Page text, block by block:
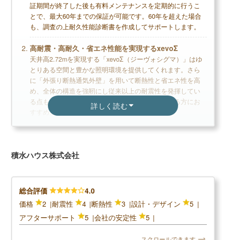
詳しく読む
証期間が終了した後も有料メンテナンスを定期的に行うこ
とで、最大60年までの保証が可能です。60年を超えた場合
も、調査の上耐久性能診断書を作成してサポートします。
高耐震・高耐久・省エネ性能を実現するxevoΣ
天井高2.72mを実現する「xevoΣ（ジーヴォシグマ）」はゆ
とりある空間と豊かな照明環境を提供してくれます。さら
に「外張り断熱通気外壁」を用いて断熱性と省エネ性を高
め、全体の構造を強靭にし従来以上の耐震性を発揮してい
る点も魅力。解放感があり心地の良い空間を求める方にお
すすめ。
最高等級の耐震性能！
震性能に対応しています。トリプルコンバインドシステム
大きな損害を与える縦揺れの被害にも対応可能です。実大
三次元震動破壊施設（E-ディフェンス）にて、震度7に相当
する175kineもの地震波に設定した実大耐震実験をクリアす
るなど、耐震性の高さも実証されています。
積水ハウス株式会社
総合評価
4.0
価格
2 耐震性 4 断熱性 3 設計・デザイン
5
アフターサポート
5 会社の安定性 5